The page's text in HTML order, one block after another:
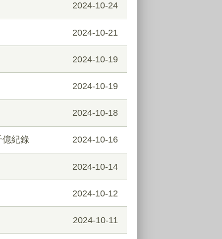
2024-10-24
2024-10-21
2024-10-19
2024-10-19
2024-10-18
億紀錄 2024-10-16
2024-10-14
2024-10-12
2024-10-11